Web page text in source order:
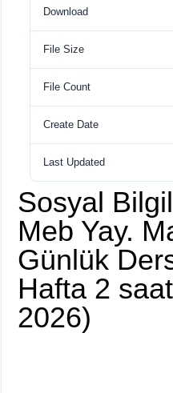
Download
File Size
File Count
Create Date
Last Updated
Sosyal
Meb Yay.
Günlük
Hafta 2
2026)